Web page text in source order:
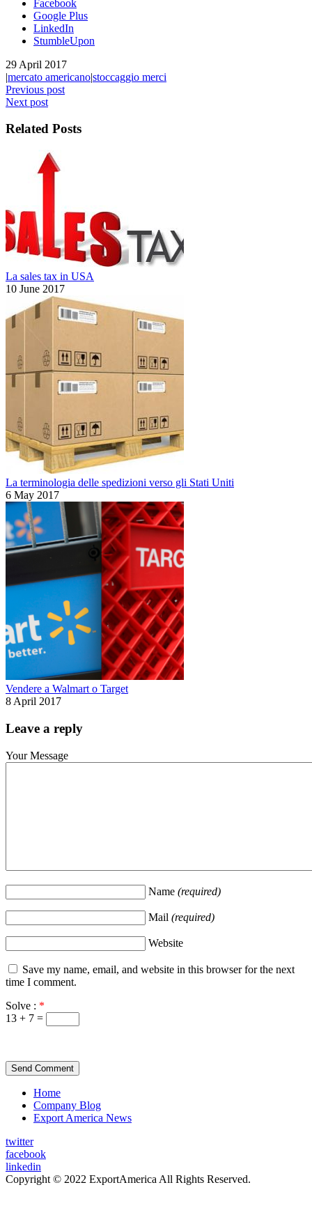
Facebook
Google Plus
LinkedIn
StumbleUpon
29 April 2017
|mercato americano|stoccaggio merci
Previous post
Next post
Related Posts
La sales tax in USA
10 June 2017
La terminologia delle spedizioni verso gli Stati Uniti
6 May 2017
Vendere a Walmart o Target
8 April 2017
Leave a reply
Your Message
Name (required)
Mail (required)
Website
Save my name, email, and website in this browser for the next
time I comment.
Solve : *
13 + 7 =
Home
Company Blog
Export America News
twitter
facebook
linkedin
Copyright © 2022 ExportAmerica All Rights Reserved.